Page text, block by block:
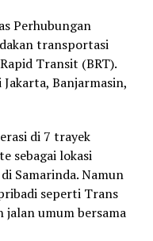
Perhubungan
transportasi
Transit (BRT).
Banjarmasin,
di 7 trayek
sebagai lokasi
Samarinda. Namun
seperti Trans
jalan umum bersama